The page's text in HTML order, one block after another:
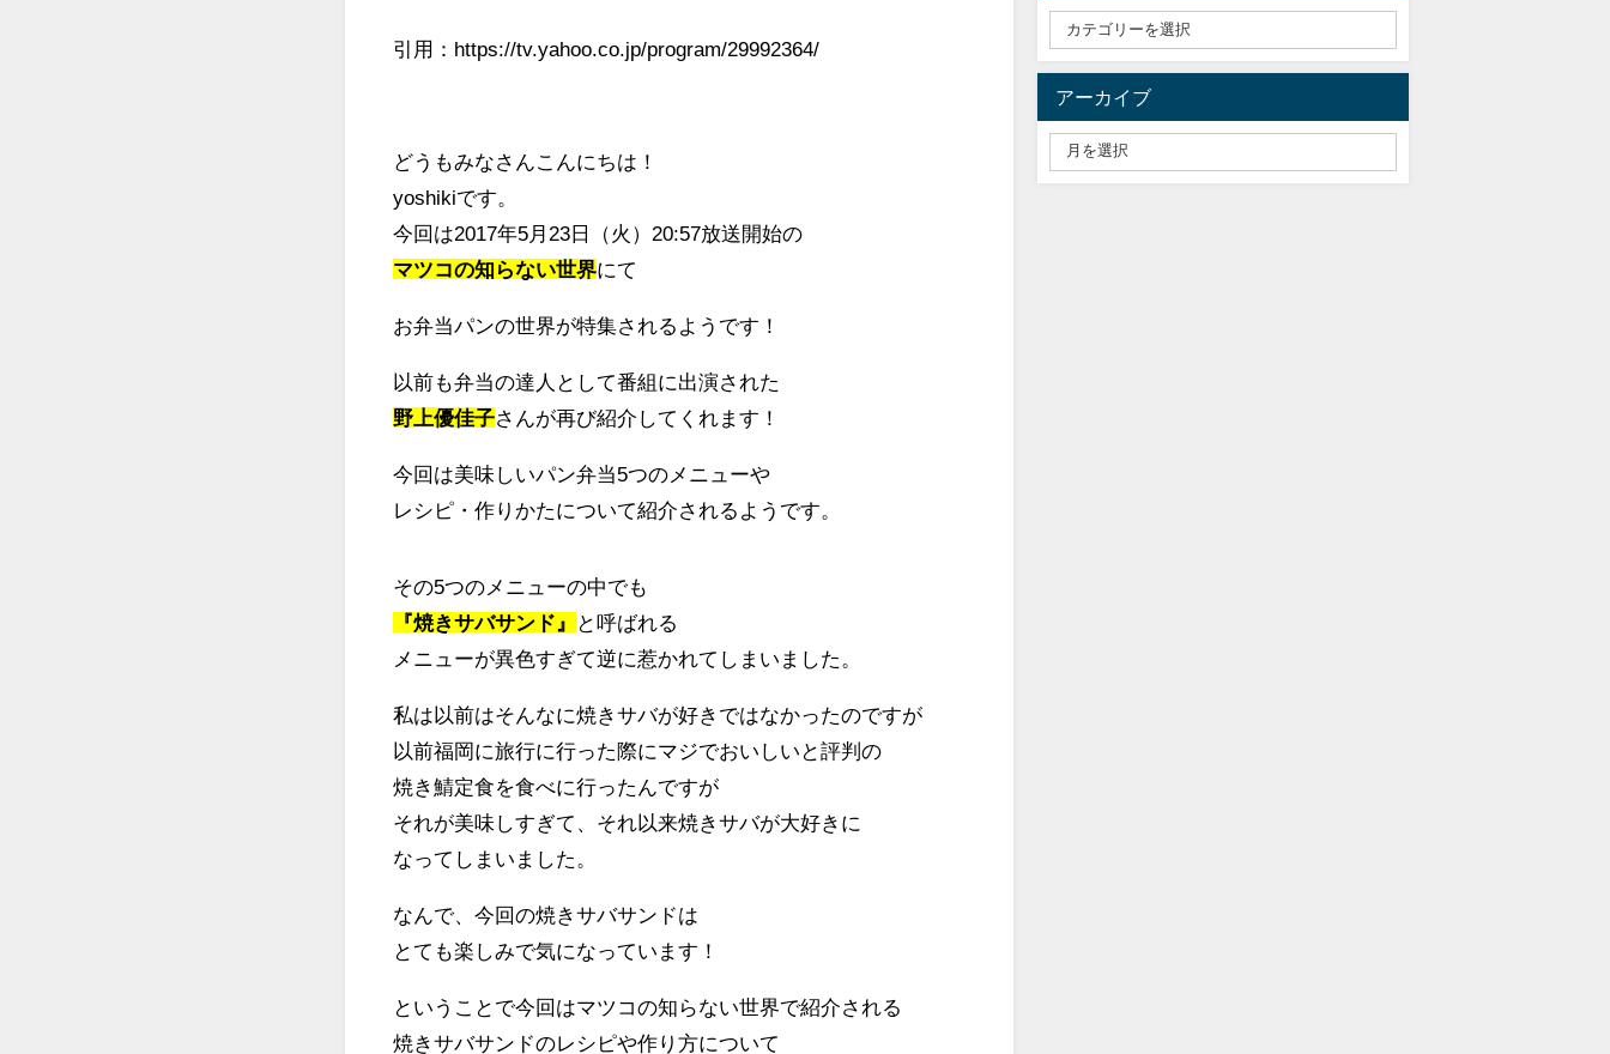
引用：https://tv.yahoo.co.jp/program/29992364/
どうもみなさんこんにちは！
yoshikiです。
今回は2017年5月23日（火）20:57放送開始の
マツコの知らない世界にて
お弁当パンの世界が特集されるようです！
以前も弁当の達人として番組に出演された
野上優佳子さんが再び紹介してくれます！
今回は美味しいパン弁当5つのメニューや
レシピ・作りかたについて紹介されるようです。
その5つのメニューの中でも
『焼きサバサンド』
と呼ばれる
メニューが異色すぎて逆に惹かれてしまいました。
私は以前はそんなに焼きサバが好きではなかったのですが
以前福岡に旅行に行った際にマジでおいしいと評判の
焼き鯖定食を食べに行ったんですが
それが美味しすぎて、それ以来焼きサバが大好きに
なってしまいました。
なんで、今回の焼きサバサンドは
とても楽しみで気になっています！
ということで今回はマツコの知らない世界で紹介される
焼きサバサンドのレシピや作り方について
アーカイブ